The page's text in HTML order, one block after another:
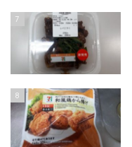
7
8